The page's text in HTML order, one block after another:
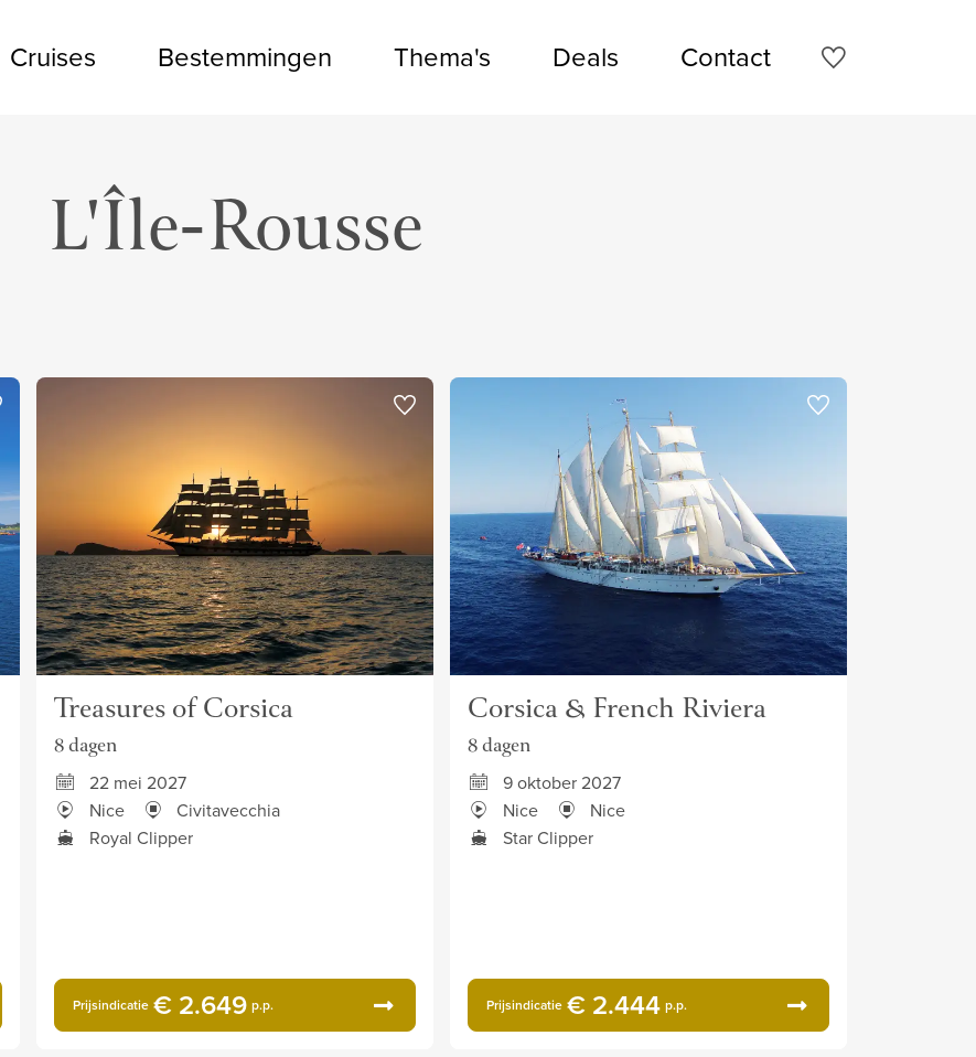
Cruises Bestemmingen Thema's Deals Contact
L'Île-Rousse
Treasures of Corsica
8 dagen
22 mei 2027
Nice
Civitavecchia
Royal Clipper
Prijsindicatie € 2.649 p.p.
Corsica & French Riviera
8 dagen
9 oktober 2027
Nice
Nice
Star Clipper
Prijsindicatie € 2.444 p.p.